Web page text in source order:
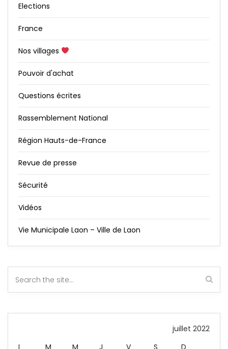
Elections
France
Nos villages
Pouvoir d'achat
Questions écrites
Rassemblement National
Région Hauts-de-France
Revue de presse
Sécurité
Vidéos
Vie Municipale Laon – Ville de Laon
juillet 2022
L
M M J V S D